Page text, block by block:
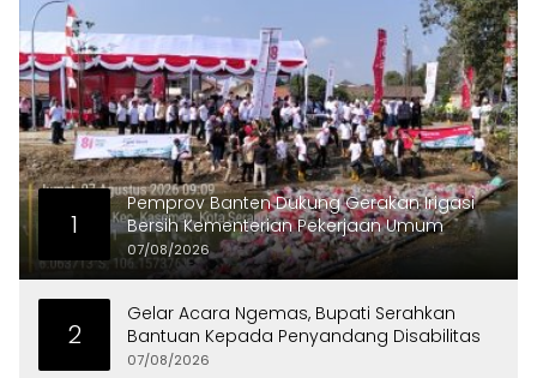
1
Pemprov Banten Dukung Gerakan Irigasi
Bersih Kementerian Pekerjaan Umum
07/08/2026
2
Gelar Acara Ngemas, Bupati Serahkan
Bantuan Kepada Penyandang Disabilitas
07/08/2026